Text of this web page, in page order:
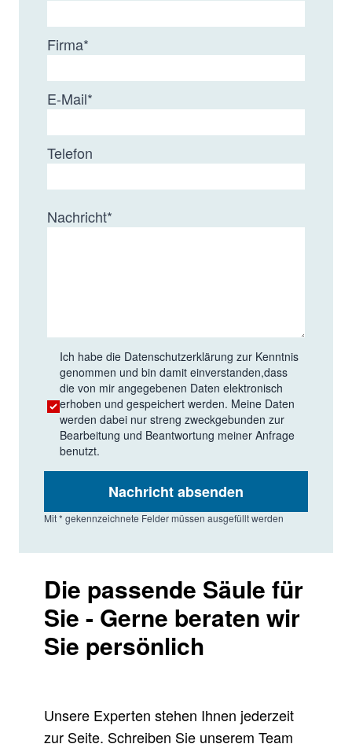
Firma*
E-Mail*
Telefon
Nachricht*
Ich habe die Datenschutzerklärung zur Kenntnis
genommen und bin damit einverstanden,dass
die von mir angegebenen Daten elektronisch
erhoben und gespeichert werden. Meine Daten
werden dabei nur streng zweckgebunden zur
Bearbeitung und Beantwortung meiner Anfrage
benutzt.
Nachricht absenden
Mit * gekennzeichnete Felder müssen ausgefüllt werden
Die passende Säule für
Sie - Gerne beraten wir
Sie persönlich
Unsere Experten stehen Ihnen jederzeit
zur Seite. Schreiben Sie unserem Team